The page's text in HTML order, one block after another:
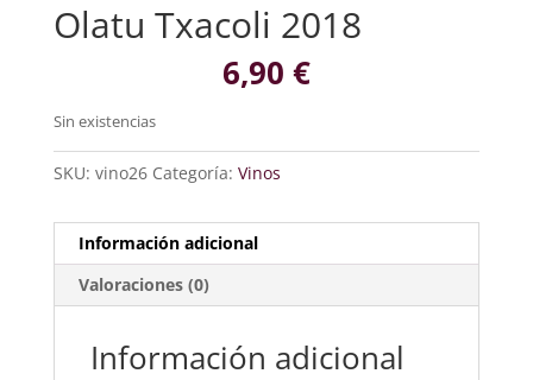
Olatu Txacoli 2018
6,90 €
Sin existencias
SKU: vino26 Categoría: Vinos
Información adicional
Valoraciones (0)
Información adicional